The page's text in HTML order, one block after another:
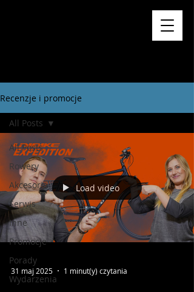
Recenzje i promocje
All Posts
Rowery
Akcesoria
Serwis
Inne
Promocje
Porady
Wydarzenia
All Posts
Load video
31 maj 2025 1 minut(y) czytania